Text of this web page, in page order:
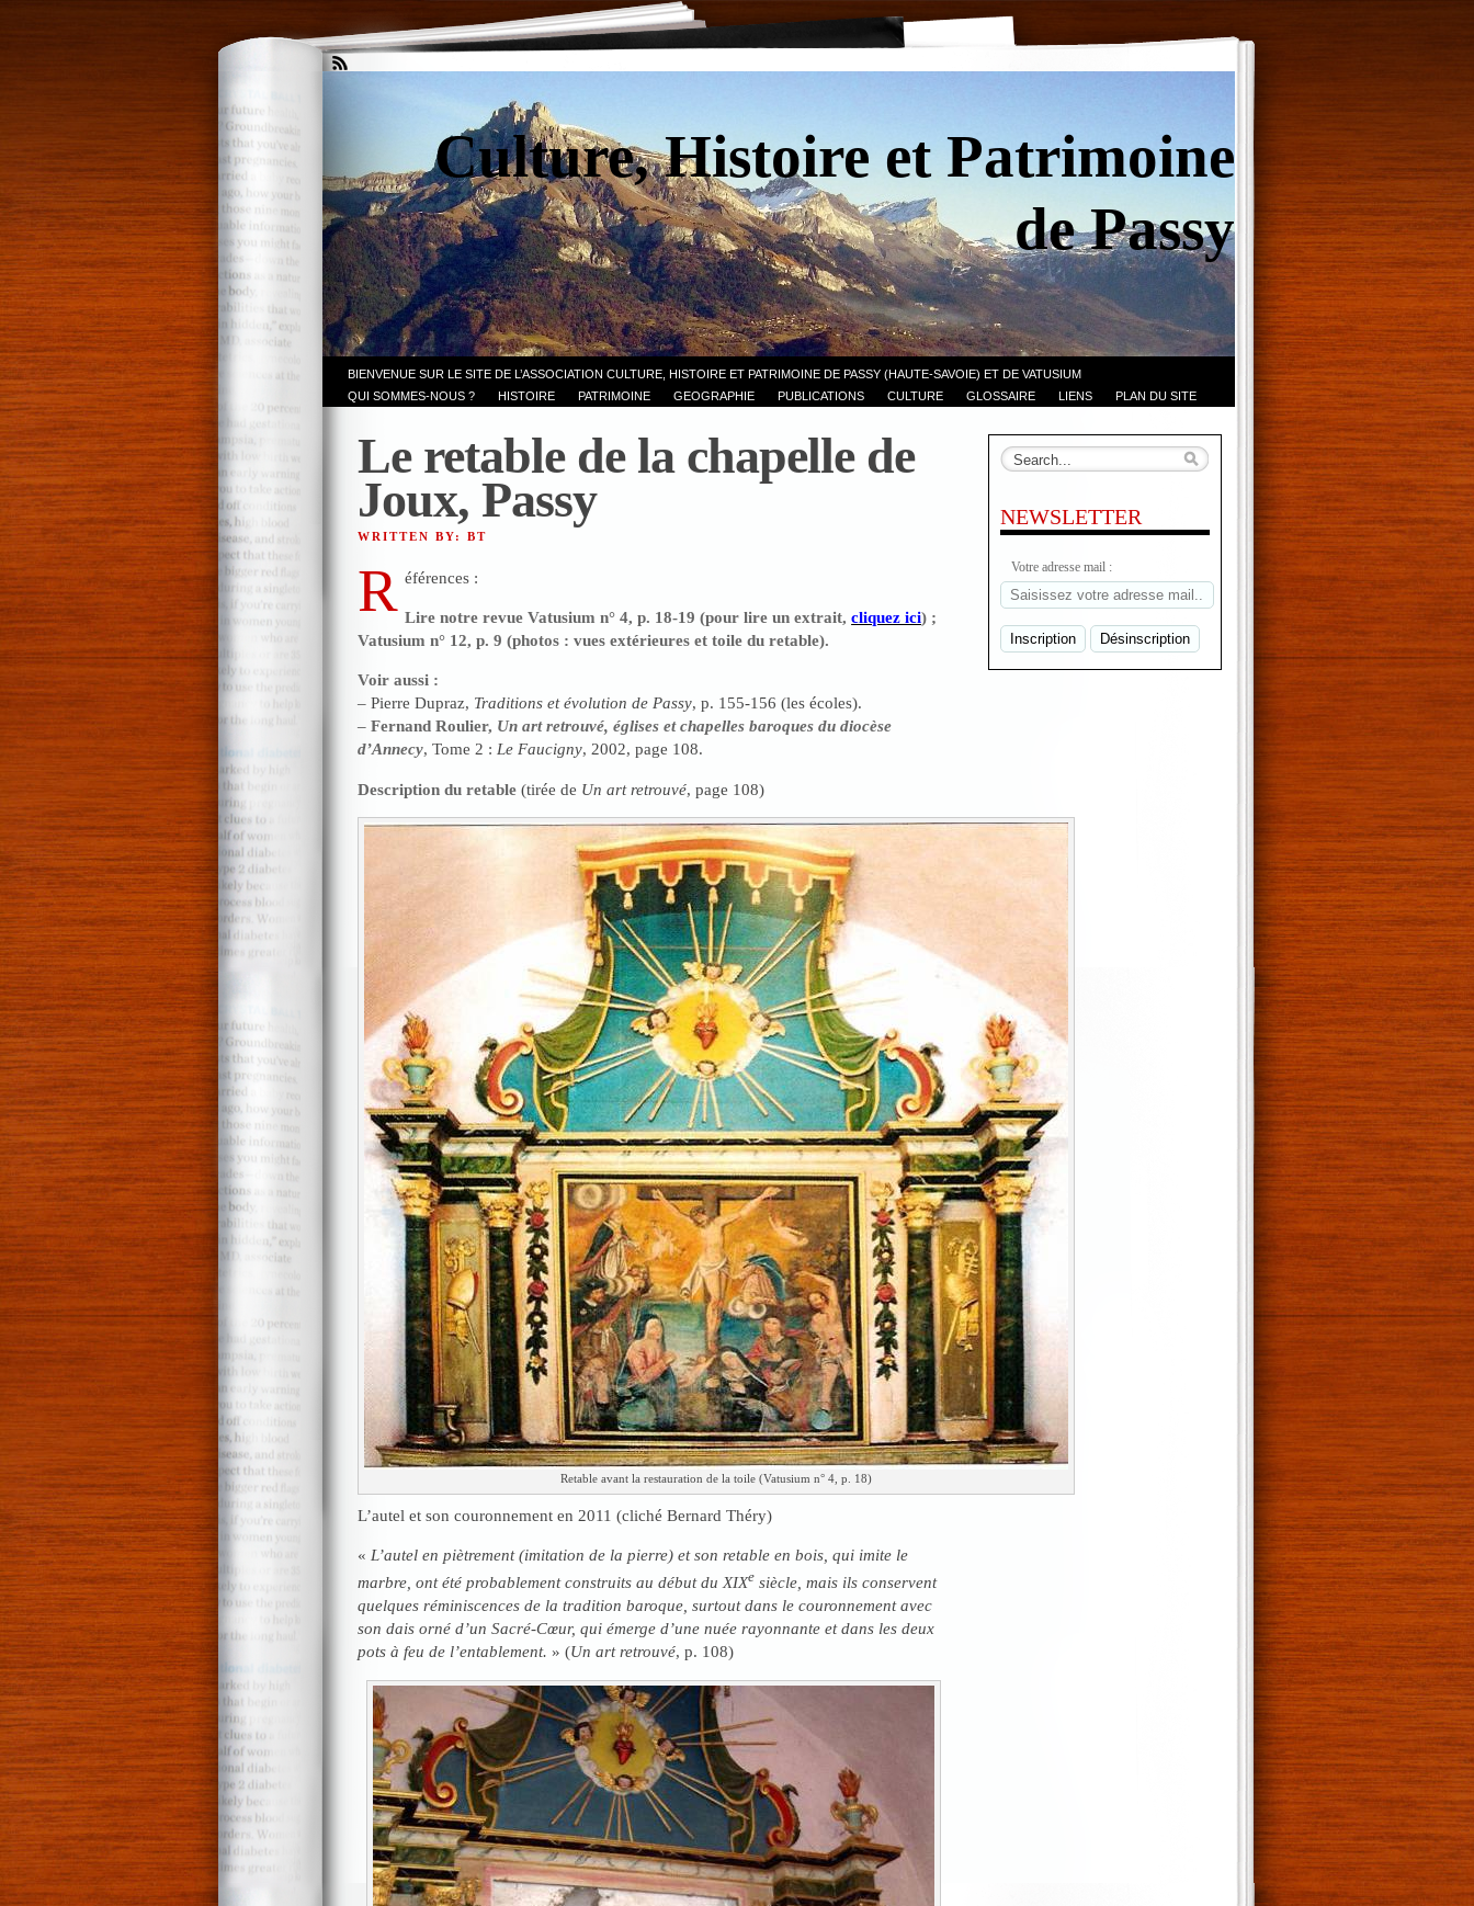
Culture, Histoire et Patrimoine
de Passy
BIENVENUE SUR LE SITE DE L’ASSOCIATION CULTURE, HISTOIRE ET PATRIMOINE DE PASSY (HAUTE-SAVOIE) ET DE VATUSIUM
QUI SOMMES-NOUS ?
HISTOIRE PATRIMOINE GEOGRAPHIE PUBLICATIONS CULTURE GLOSSAIRE LIENS PLAN DU SITE
Le retable de la chapelle de
Joux, Passy
WRITTEN BY: BT
R éférences :
Lire notre revue Vatusium n° 4, p. 18-19 (pour lire un extrait,cliquez ici) ;
Vatusium n° 12, p. 9 (photos : vues extérieures et toile du retable).
Voir aussi :
– Pierre Dupraz, Traditions et évolution de Passy, p. 155-156 (les écoles).
– Fernand Roulier, Un art retrouvé, églises et chapelles baroques du diocèse
d’Annecy, Tome 2 : Le Faucigny, 2002, page 108.
Description du retable (tirée de Un art retrouvé, page 108)
Retable avant la restauration de la toile (Vatusium n° 4, p. 18)
L’autel et son couronnement en 2011 (cliché Bernard Théry)
« L’autel en piètrement (imitation de la pierre) et son retable en bois, qui imite le
marbre, ont été probablement construits au début du XIXesiècle, mais ils conservent
quelques réminiscences de la tradition baroque, surtout dans le couronnement avec
son dais orné d’un Sacré-Cœur, qui émerge d’une nuée rayonnante et dans les deux
pots à feu de l’entablement. » (Un art retrouvé, p. 108)
NEWSLETTER
Votre adresse mail :